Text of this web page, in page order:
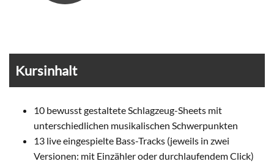
Kursinhalt
10 bewusst gestaltete Schlagzeug-Sheets mit
unterschiedlichen musikalischen Schwerpunkten
13 live eingespielte Bass-Tracks (jeweils in zwei
Versionen: mit Einzähler oder durchlaufendem Click)